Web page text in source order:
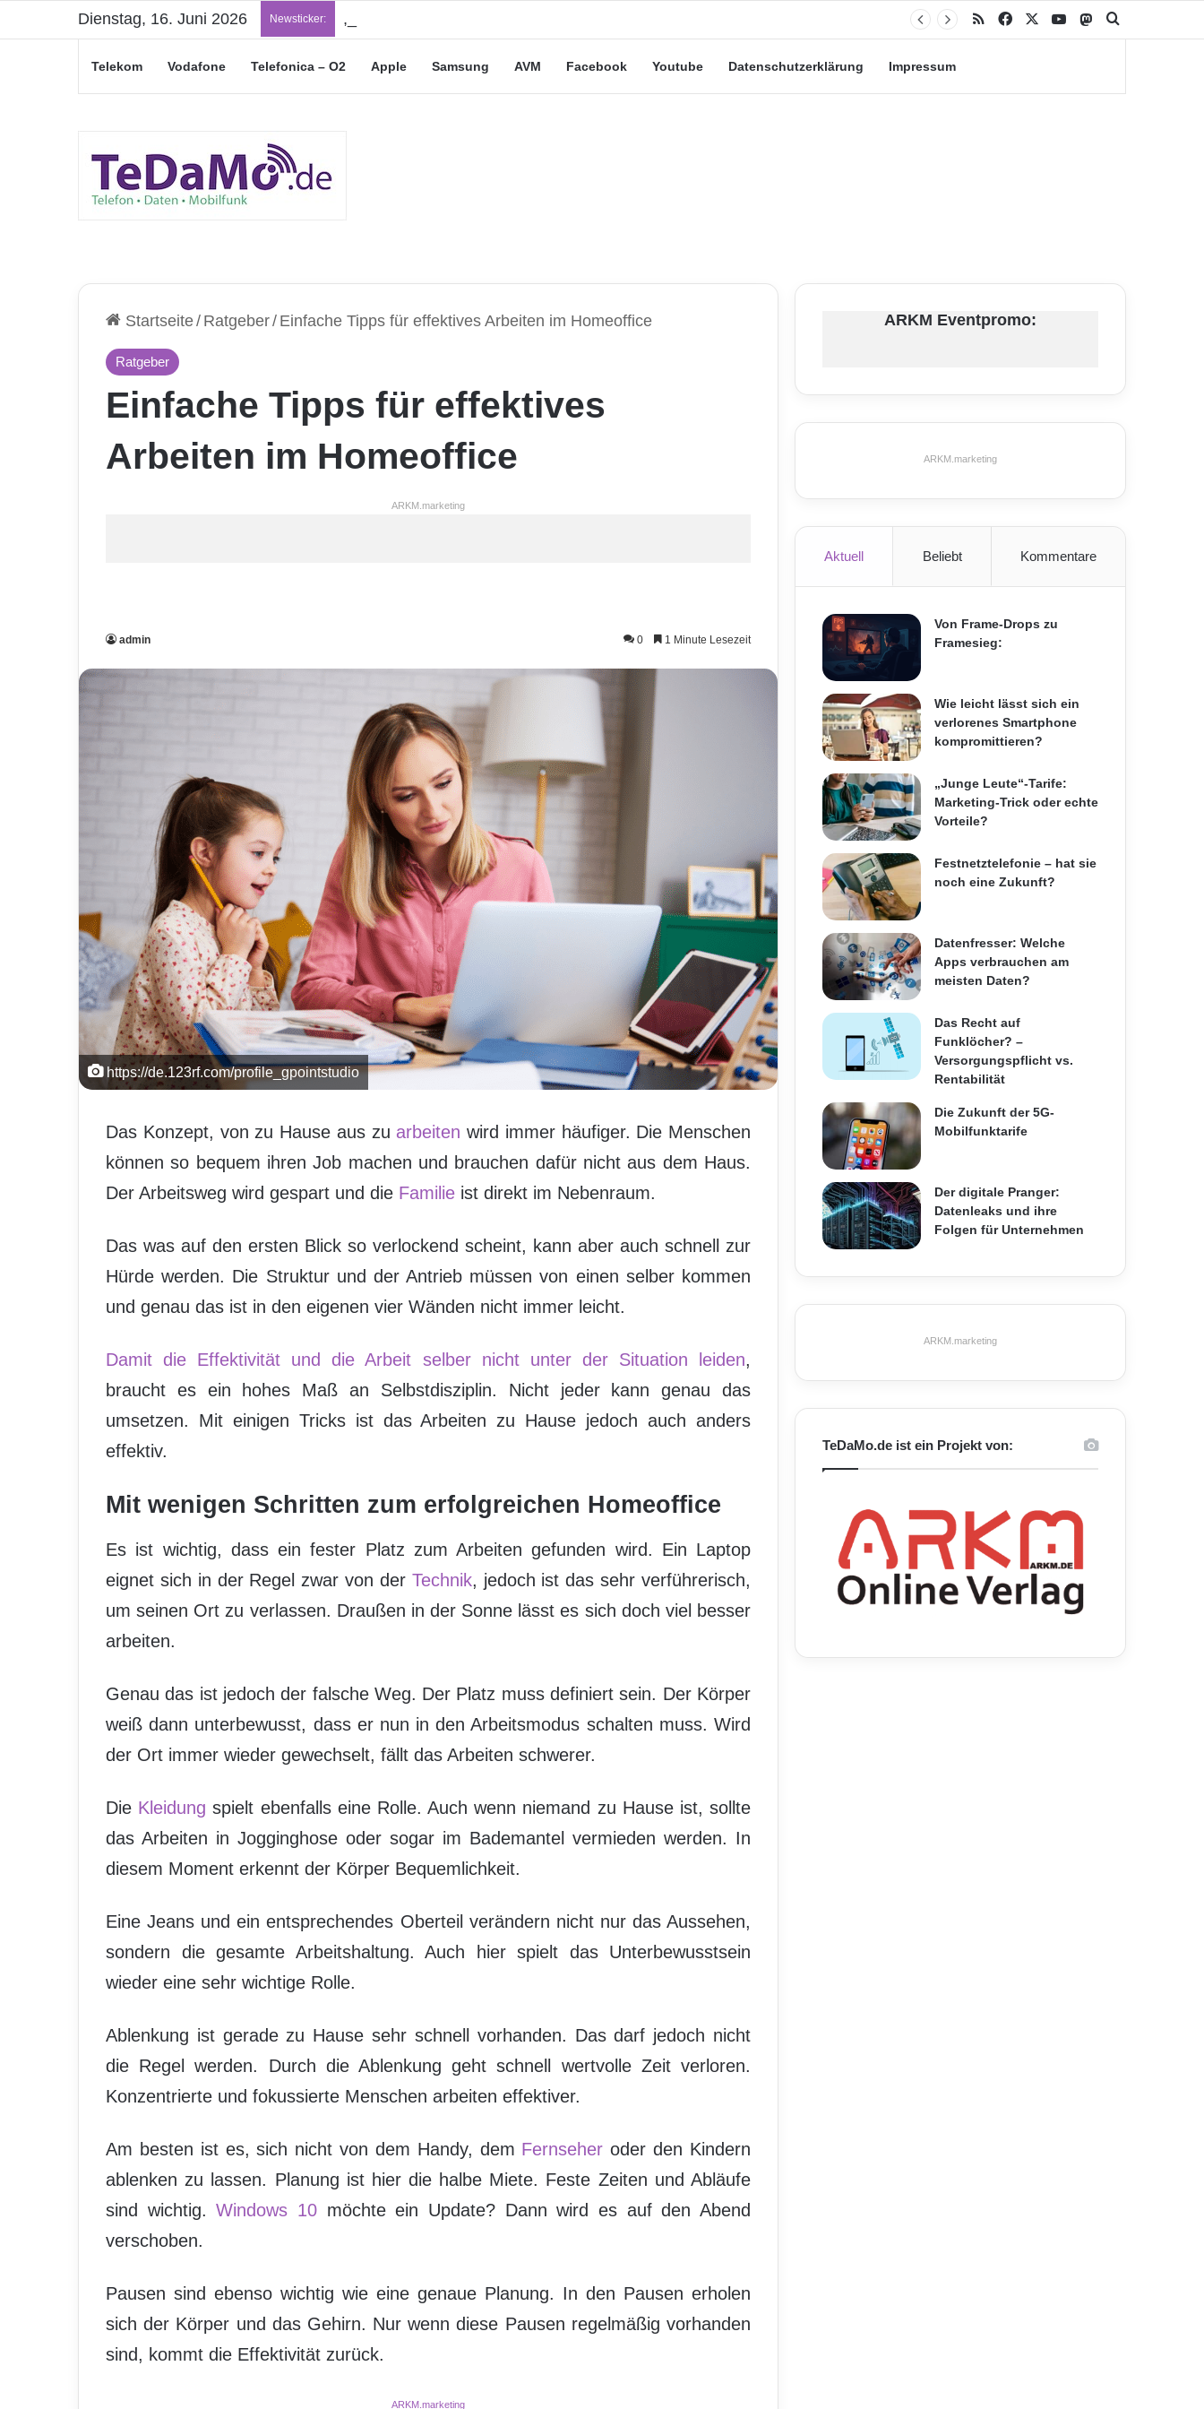
Dienstag, 16. Juni 2026 Newsticker: „Junge Leute“-Tarife: Marketing-Trick oder echte Vorteile? RSS Facebook YouTubeMastodon
Telekom Vodafone Telefonica – O2 Apple Samsung AVM Facebook Youtube Datenschutzerklärung Impressum
Startseite/ Ratgeber/ Einfache Tipps für effektives Arbeiten im Homeoffice
Ratgeber
Einfache Tipps für effektives
Arbeiten im Homeoffice
ARKM.marketing
admin 0 1 Minute Lesezeit
https://de.123rf.com/profile_gpointstudio
Das Konzept, von zu Hause aus zu arbeiten wird immer häufiger. Die Menschen
können so bequem ihren Job machen und brauchen dafür nicht aus dem Haus.
Der Arbeitsweg wird gespart und die Familie ist direkt im Nebenraum.
Das was auf den ersten Blick so verlockend scheint, kann aber auch schnell zur
Hürde werden. Die Struktur und der Antrieb müssen von einen selber kommen
und genau das ist in den eigenen vier Wänden nicht immer leicht.
Damit die Effektivität und die Arbeit selber nicht unter der Situation leiden,
braucht es ein hohes Maß an Selbstdisziplin. Nicht jeder kann genau das
umsetzen. Mit einigen Tricks ist das Arbeiten zu Hause jedoch auch anders
effektiv.
Mit wenigen Schritten zum erfolgreichen Homeoffice
Es ist wichtig, dass ein fester Platz zum Arbeiten gefunden wird. Ein Laptop
eignet sich in der Regel zwar von der Technik, jedoch ist das sehr verführerisch,
um seinen Ort zu verlassen. Draußen in der Sonne lässt es sich doch viel besser
arbeiten.
Genau das ist jedoch der falsche Weg. Der Platz muss definiert sein. Der Körper
weiß dann unterbewusst, dass er nun in den Arbeitsmodus schalten muss. Wird
der Ort immer wieder gewechselt, fällt das Arbeiten schwerer.
Die Kleidung spielt ebenfalls eine Rolle. Auch wenn niemand zu Hause ist, sollte
das Arbeiten in Jogginghose oder sogar im Bademantel vermieden werden. In
diesem Moment erkennt der Körper Bequemlichkeit.
Eine Jeans und ein entsprechendes Oberteil verändern nicht nur das Aussehen,
sondern die gesamte Arbeitshaltung. Auch hier spielt das Unterbewusstsein
wieder eine sehr wichtige Rolle.
Ablenkung ist gerade zu Hause sehr schnell vorhanden. Das darf jedoch nicht
die Regel werden. Durch die Ablenkung geht schnell wertvolle Zeit verloren.
Konzentrierte und fokussierte Menschen arbeiten effektiver.
Am besten ist es, sich nicht von dem Handy, dem Fernseher oder den Kindern
ablenken zu lassen. Planung ist hier die halbe Miete. Feste Zeiten und Abläufe
sind wichtig.Windows 10 möchte ein Update? Dann wird es auf den Abend
verschoben.
Pausen sind ebenso wichtig wie eine genaue Planung. In den Pausen erholen
sich der Körper und das Gehirn. Nur wenn diese Pausen regelmäßig vorhanden
sind, kommt die Effektivität zurück.
ARKM.marketing
ARKM Eventpromo:
ARKM.marketing
Aktuell Beliebt Kommentare
Von Frame-Drops zu
Framesieg:
Wie leicht lässt sich ein
verlorenes Smartphone
kompromittieren?
„Junge Leute“-Tarife:
Marketing-Trick oder echte
Vorteile?
Festnetztelefonie – hat sie
noch eine Zukunft?
Datenfresser: Welche
Apps verbrauchen am
meisten Daten?
Das Recht auf
Funklöcher? –
Versorgungspflicht vs.
Rentabilität
Die Zukunft der 5G-
Mobilfunktarife
Der digitale Pranger:
Datenleaks und ihre
Folgen für Unternehmen
ARKM.marketing
TeDaMo.de ist ein Projekt von: